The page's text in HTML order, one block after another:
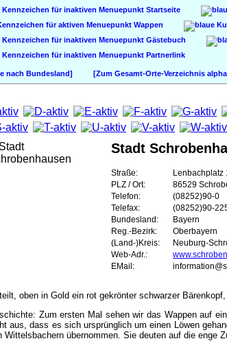
Startseite
Wappen
Gästebuch
Partnerlink
nach Bundesland] [Zum Gesamt-Orte-Verzeichnis
Stadt
Straße:
Lenbachplatz
PLZ / Ort:
86529
Telefon:
(08252)90-0
Telefax:
(08252)90-
Bundesland:
Bayern
Reg.-Bezirk:
Oberbayern
(Land-)Kreis:
Neuburg-
Web-Adr.:
EMail:
oben in Gold ein rot gekrönter schwarzer
Zum ersten Mal sehen wir das Wappen auf
aus, dass es sich ursprünglich um einen Löwen
Wittelsbachern übernommen. Sie deuten auf die enge